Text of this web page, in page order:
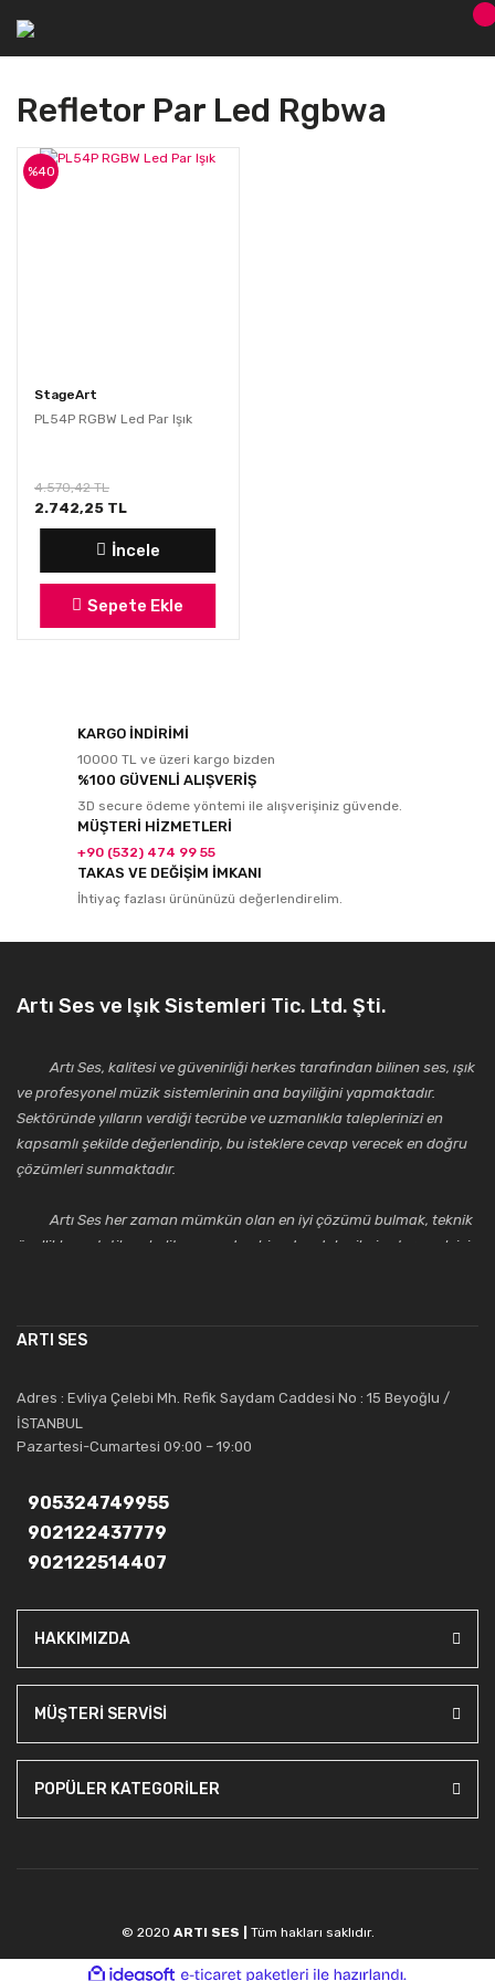
Refletor Par Led Rgbwa
StageArt
PL54P RGBW Led Par Işık
%40
4.570,42 TL
2.742,25 TL
İncele
Sepete Ekle
KARGO İNDİRİMİ
10000 TL ve üzeri kargo bizden
%100 GÜVENLİ ALIŞVERİŞ
3D secure ödeme yöntemi ile alışverişiniz güvende.
MÜŞTERİ HİZMETLERİ
+90 (532) 474 99 55
TAKAS VE DEĞİŞİM İMKANI
İhtiyaç fazlası ürününüzü değerlendirelim.
Artı Ses ve Işık Sistemleri Tic. Ltd. Şti.
Artı Ses, kalitesi ve güvenirliği herkes tarafından bilinen ses, ışık
ve profesyonel müzik sistemlerinin ana bayiliğini yapmaktadır.
Sektöründe yılların verdiği tecrübe ve uzmanlıkla taleplerinizi en
kapsamlı şekilde değerlendirip, bu isteklere cevap verecek en doğru
çözümleri sunmaktadır.
Artı Ses her zaman mümkün olan en iyi çözümü bulmak, teknik
özellikler, estetik ve kalite açısından bir adım daha ileriye taşımak için
saygıdeğer yerini kazanmıştır.
Artı Ses, güler yüzü ve deneyimi ile bu gün ve gelecekte
güvenebileceğiniz bir tercihtir.
ARTI SES
Adres : Evliya Çelebi Mh. Refik Saydam Caddesi No : 15 Beyoğlu /
İSTANBUL
Pazartesi-Cumartesi 09:00 – 19:00
905324749955
902122437779
902122514407
HAKKIMIZDA
MÜŞTERİ SERVİSİ
POPÜLER KATEGORİLER
© 2020 ARTI SES | Tüm hakları saklıdır.
ideasoft e-